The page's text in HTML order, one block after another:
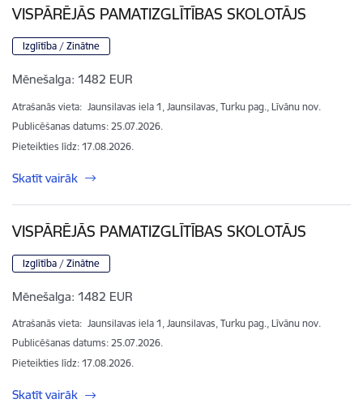
VISPĀRĒJĀS PAMATIZGLĪTĪBAS SKOLOTĀJS
Izglītība / Zinātne
Mēnešalga: 1482 EUR
Atrašanās vieta: Jaunsilavas iela 1, Jaunsilavas, Turku pag., Līvānu nov.
Publicēšanas datums: 25.07.2026.
Pieteikties līdz: 17.08.2026.
Skatīt vairāk
VISPĀRĒJĀS PAMATIZGLĪTĪBAS SKOLOTĀJS
Izglītība / Zinātne
Mēnešalga: 1482 EUR
Atrašanās vieta: Jaunsilavas iela 1, Jaunsilavas, Turku pag., Līvānu nov.
Publicēšanas datums: 25.07.2026.
Pieteikties līdz: 17.08.2026.
Skatīt vairāk